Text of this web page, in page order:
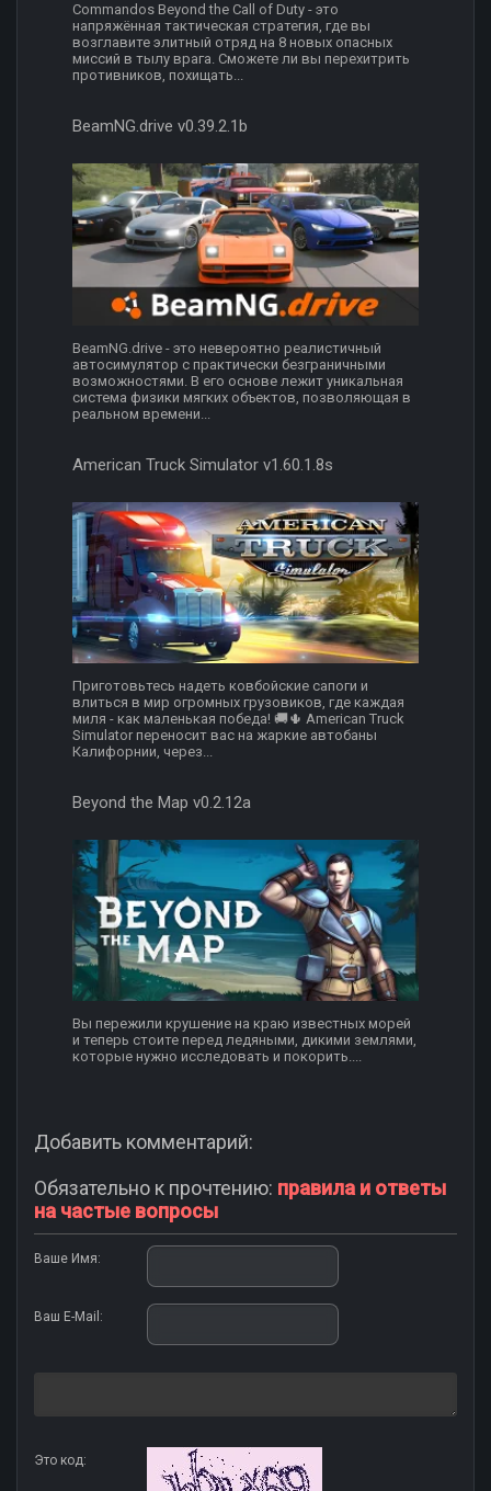
Commandos Beyond the Call of Duty - это
напряжённая тактическая стратегия, где вы
возглавите элитный отряд на 8 новых опасных
миссий в тылу врага. Сможете ли вы перехитрить
противников, похищать...
BeamNG.drive v0.39.2.1b
BeamNG.drive - это невероятно реалистичный
автосимулятор с практически безграничными
возможностями. В его основе лежит уникальная
система физики мягких объектов, позволяющая в
реальном времени...
American Truck Simulator v1.60.1.8s
Приготовьтесь надеть ковбойские сапоги и
влиться в мир огромных грузовиков, где каждая
миля - как маленькая победа! 🚚🌵 American Truck
Simulator переносит вас на жаркие автобаны
Калифорнии, через...
Beyond the Map v0.2.12a
Вы пережили крушение на краю известных морей
и теперь стоите перед ледяными, дикими землями,
которые нужно исследовать и покорить....
Добавить комментарий:
Обязательно к прочтению: правила и ответы
на частые вопросы
Ваше Имя:
Ваш E-Mail:
Это код: